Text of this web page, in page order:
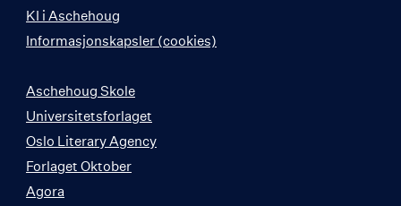
KI i Aschehoug
Informasjonskapsler (cookies)
Aschehoug Skole
Universitetsforlaget
Oslo Literary Agency
Forlaget Oktober
Agora